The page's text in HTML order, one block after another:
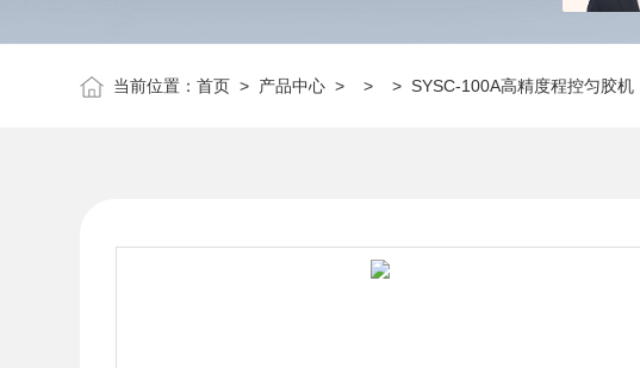
当前位置：首页 > 产品中心 > > > SYSC-100A高精度程控匀胶机